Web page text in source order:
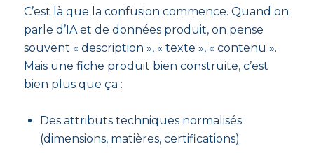
C’est là que la confusion commence. Quand on
parle d’IA et de données produit, on pense
souvent « description », « texte », « contenu ».
Mais une fiche produit bien construite, c’est
bien plus que ça :
Des attributs techniques normalisés
(dimensions, matières, certifications)